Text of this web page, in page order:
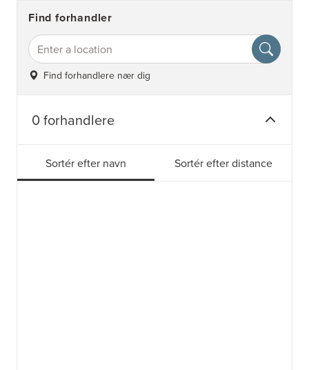
Find forhandler
Find forhandlere nær dig
0 forhandlere
Sortér efter navn Sortér efter distance